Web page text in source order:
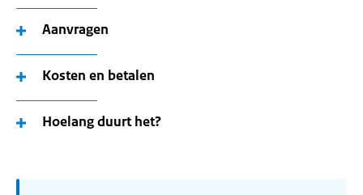
Aanvragen
Kosten en betalen
Hoelang duurt het?